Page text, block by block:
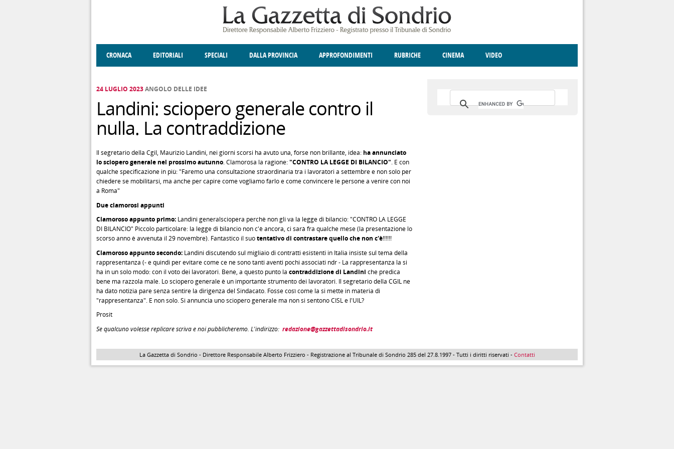
CRONACA EDITORIALI SPECIALI DALLA PROVINCIA APPROFONDIMENTI RUBRICHE CINEMA VIDEO
24 LUGLIO 2023ANGOLO DELLE IDEE
Landini: sciopero generale contro il
nulla. La contraddizione
Il segretario della Cgil, Maurizio Landini, nei giorni scorsi ha avuto una, forse non brillante, idea: ha annunciato
lo sciopero generale nel prossimo autunno. Clamorosa la ragione:"CONTRO LA LEGGE DI BILANCIO". E con
qualche specificazione in più: "Faremo una consultazione straordinaria tra i lavoratori a settembre e non solo per
chiedere se mobilitarsi, ma anche per capire come vogliamo farlo e come convincere le persone a venire con noi
a Roma"
Due clamorosi appunti
Clamoroso appunto primo: Landini generalsciopera perchè non gli va la legge di bilancio: "CONTRO LA LEGGE
DI BILANCIO" Piccolo particolare: la legge di bilancio non c'è ancora, ci sarà fra qualche mese (la presentazione lo
scorso anno è avvenuta il 29 novembre). Fantastico il suotentativo di contrastare quello che non c'è!!!!!!
Clamoroso appunto secondo: Landini discutendo sul migliaio di contratti esistenti in Italia insiste sul tema della
rappresentanza (- e quindi per evitare come ce ne sono tanti aventi pochi associati ndr - La rappresentanza la si
ha in un solo modo: con il voto dei lavoratori. Bene, a questo punto la contraddizione di Landini che predica
bene ma razzola male. Lo sciopero generale è un importante strumento dei lavoratori. Il segretario della CGIL ne
ha dato notizia pare senza sentire la dirigenza del Sindacato. Fosse così come la si mette in materia di
"rappresentanza". E non solo. Si annuncia uno sciopero generale ma non si sentono CISL e l'UIL?
Prosit
Se qualcuno volesse replicare scriva e noi pubblicheremo. L'indirizzo: redazione@gazzettadisondrio.it
La Gazzetta di Sondrio - Direttore Responsabile Alberto Frizziero - Registrazione al Tribunale di Sondrio 285 del 27.8.1997 - Tutti i diritti riservati - Contatti